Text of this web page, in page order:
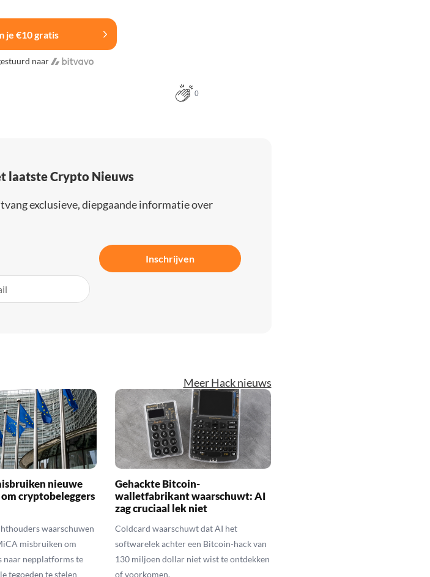
je €10 gratis
naar
0
laatste Crypto Nieuws
exclusieve, diepgaande informatie over
Inschrijven
Meer Hack nieuws
nieuwe
cryptobeleggers
waarschuwen
misbruiken om
naar nepplatforms te
tegoeden te stelen
Gehackte Bitcoin-
walletfabrikant waarschuwt: AI
zag cruciaal lek niet
Coldcard waarschuwt dat AI het
softwarelek achter een Bitcoin-hack van
130 miljoen dollar niet wist te ontdekken
of voorkomen.